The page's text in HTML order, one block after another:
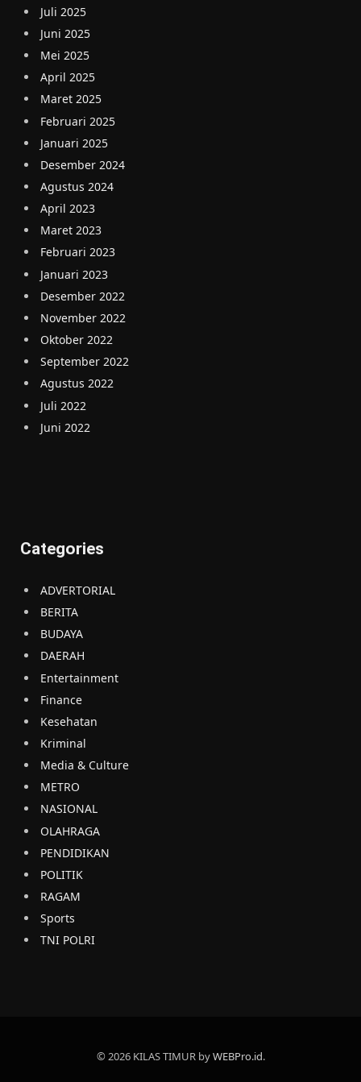
Juli 2025
Juni 2025
Mei 2025
April 2025
Maret 2025
Februari 2025
Januari 2025
Desember 2024
Agustus 2024
April 2023
Maret 2023
Februari 2023
Januari 2023
Desember 2022
November 2022
Oktober 2022
September 2022
Agustus 2022
Juli 2022
Juni 2022
Categories
ADVERTORIAL
BERITA
BUDAYA
DAERAH
Entertainment
Finance
Kesehatan
Kriminal
Media & Culture
METRO
NASIONAL
OLAHRAGA
PENDIDIKAN
POLITIK
RAGAM
Sports
TNI POLRI
© 2026 KILAS TIMUR byWEBPro.id.